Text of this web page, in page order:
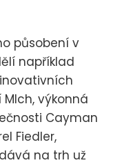
působení v
například
výkonná
Cayman
Fiedler,
na trh už